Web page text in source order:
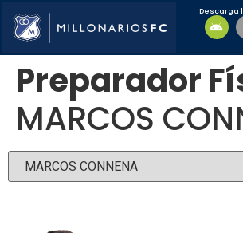
Descarga
Preparador
MARCOS